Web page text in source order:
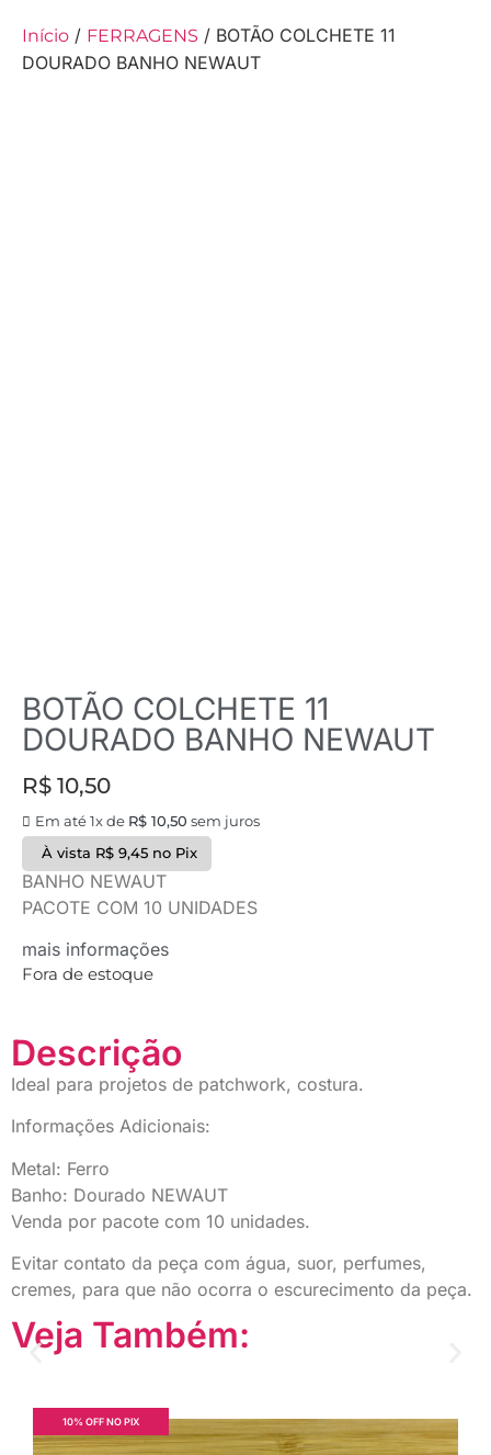
Início / FERRAGENS / BOTÃO COLCHETE 11
DOURADO BANHO NEWAUT
BOTÃO COLCHETE 11
DOURADO BANHO NEWAUT
R$ 10,50
Em até 1x de R$ 10,50 sem juros
À vista R$9,45 no Pix
BANHO NEWAUT
PACOTE COM 10 UNIDADES
mais informações
Fora de estoque
Descrição
Ideal para projetos de patchwork, costura.
Informações Adicionais:
Metal: Ferro
Banho: Dourado NEWAUT
Venda por pacote com 10 unidades.
Evitar contato da peça com água, suor, perfumes,
cremes, para que não ocorra o escurecimento da peça.
Veja Também:
10% OFF NO PIX